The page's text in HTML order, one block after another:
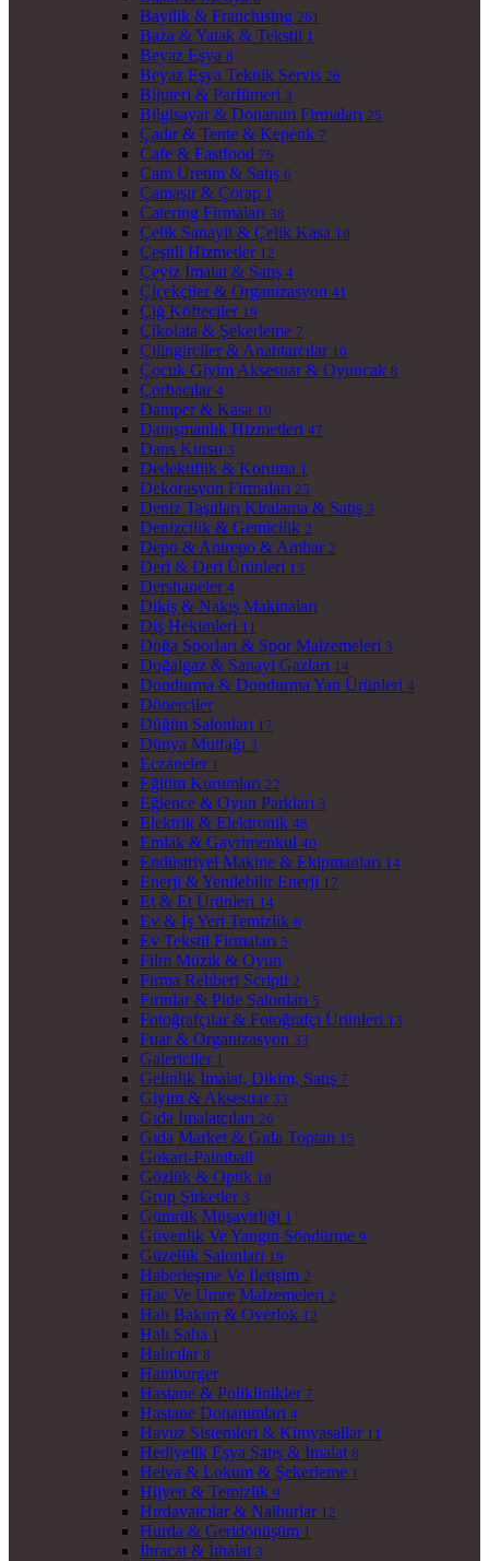
Bayilik & Franchising 261
Baza & Yatak & Tekstil 1
Beyaz Eşya 8
Beyaz Eşya Teknik Servis 26
Bijuteri & Parfümeri 3
Bilgisayar & Donanım Firmaları 25
Çadır & Tente & Kepenk 7
Cafe & Fastfood 76
Cam Üretim & Satış 6
Çamaşır & Çorap 1
Catering Firmaları 38
Çelik Sanayii & Çelik Kasa 10
Çeşitli Hizmetler 12
Çeyiz İmalat & Satış 4
Çiçekçiler & Organizasyon 41
Çiğ Köfteciler 19
Çikolata & Şekerleme 7
Çilingirciler & Anahtarcılar 10
Çocuk Giyim Aksesuar & Oyuncak 8
Çorbacılar 4
Damper & Kasa 10
Danışmanlık Hizmetleri 47
Dans Kursu 3
Dedektiflik & Koruma 1
Dekorasyon Firmaları 25
Deniz Taşıtları Kiralama & Satış 3
Denizcilik & Gemicilik 2
Depo & Antrepo & Ambar 2
Deri & Deri Ürünleri 13
Dershaneler 4
Dikiş & Nakış Makinaları
Diş Hekimleri 11
Doğa Sporları & Spor Malzemeleri 3
Doğalgaz & Sanayi Gazları 14
Dondurma & Dondurma Yan Ürünleri 4
Dönerciler
Düğün Salonları 17
Dünya Mutfağı 3
Eczaneler 1
Eğitim Kurumları 22
Eğlence & Oyun Parkları 3
Elektrik & Elektronik 48
Emlak & Gayrimenkul 40
Endüstriyel Makine & Ekipmanları 14
Enerji & Yenilebilir Enerji 17
Et & Et Ürünleri 14
Ev & İş Yeri Temizlik 6
Ev Tekstil Firmaları 5
Film Müzik & Oyun
Firma Rehberi Scripti 2
Fırınlar & Pide Salonları 5
Fotoğrafçılar & Fotoğrafçı Ürünleri 13
Fuar & Organizasyon 33
Galericiler 1
Gelinlik İmalat, Dikim, Satış 7
Giyim & Aksesuar 33
Gıda İmalatçıları 26
Gıda Market & Gıda Toptan 15
Gokart-Paintball
Gözlük & Optik 10
Grup Şirketler 3
Gümrük Müşavirliği 1
Güvenlik Ve Yangın Söndürme 9
Güzellik Salonları 19
Haberleşme Ve İletişim 2
Hac Ve Umre Malzemeleri 2
Halı Bakım & Overlok 12
Halı Saha 1
Halıcılar 8
Hamburger
Hastane & Poliklinikler 7
Hastane Donanımları 4
Havuz Sistemleri & Kimyasallar 11
Hediyelik Eşya Satış & İmalat 8
Helva & Lokum & Şekerleme 1
Hijyen & Temizlik 9
Hırdavatcılar & Nalburlar 12
Hurda & Geridönüşüm 1
İhracat & İthalat 3